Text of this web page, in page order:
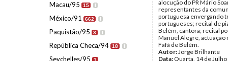
Macau/95 15 I
México/91 662 I
Paquistão/95 3 I
República Checa/94 18 I
Seychelles/95 1
alocução do PR Mário
representantes da
portuguesa envergando
portugueses; recital de
Belém, cantora; recital
Manuel Alegre, actuação
Fafá de Belém.
Autor:Jorge Brilhante
Data: Quarta, 14 de